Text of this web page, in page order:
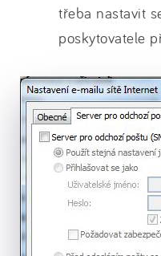
třeba nastavit
poskytovatele